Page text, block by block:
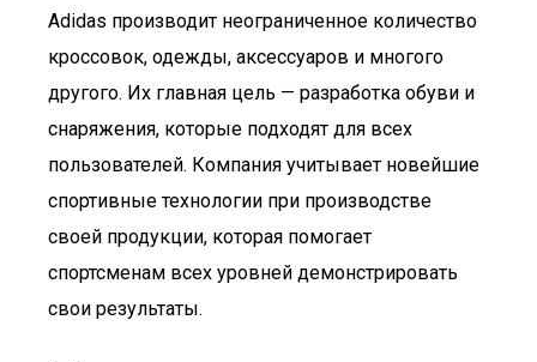
Adidas производит неограниченное количество
кроссовок, одежды, аксессуаров и многого
другого. Их главная цель — разработка обуви и
снаряжения, которые подходят для всех
пользователей. Компания учитывает новейшие
спортивные технологии при производстве
своей продукции, которая помогает
спортсменам всех уровней демонстрировать
свои результаты.